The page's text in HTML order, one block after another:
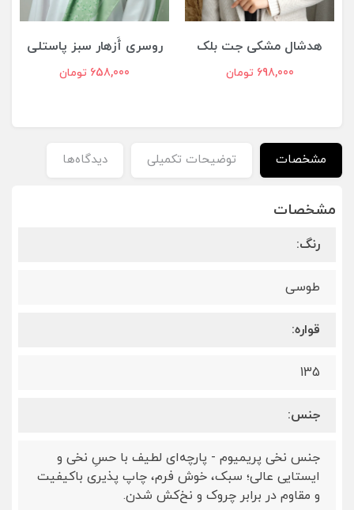
هدشال مشکی جت بلک
698,000 تومان
روسری أَزهار سبز پاستلی
658,000 تومان
مشخصات توضیحات تکمیلی دیدگاه‌ها
مشخصات
رنگ:
طوسی
قواره:
135
جنس:
جنس نخی پریمیوم - پارچه‌ای لطیف با حسِ نخی و
ایستایی عالی؛ سبک، خوش فرم، چاپ پذیری باکیفیت
و مقاوم در برابر چروک و نخ‌کش شدن.